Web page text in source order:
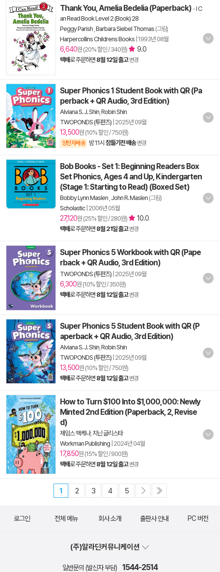
Thank You, Amelia Bedelia (Paperback) -I C
an Read Book Level 2 (Book) 28
Peggy Parish Barbara Siebel Thomas (그림)
Harpercollins Childrens Books 1993년 08월
6,640원 (20% 할인 / 340원) 9.0
택배로 주문하면 8월 12일 출고 변경
Super Phonics 1 Student Book with QR (Pa
perback + QR Audio, 3rd Edition)
Alviana S. J. Shin Robin Shin
TWOPONDS (투판즈) 2025년 09월
13,500원 (10% 할인 / 750원)
양탄자배송 밤 11시 잠들기전 배송 변경
Bob Books - Set 1: Beginning Readers Box
Set Phonics, Ages 4 and Up, Kindergarten
(Stage 1: Starting to Read) (Boxed Set)
Bobby Lynn Maslen John R. Maslen (그림)
Scholastic| 2006년 05월
27,120원 (25% 할인 / 280원) 10.0
택배로 주문하면 8월 21일 출고 변경
Super Phonics 5 Workbook with QR (Pape
rback + QR Audio, 3rd Edition)
TWOPONDS (투판즈) 2025년 09월
6,300원 (10% 할인 / 350원)
택배로 주문하면 8월 12일 출고 변경
Super Phonics 5 Student Book with QR (P
aperback + QR Audio, 3rd Edition)
Alviana S. J. Shin Robin Shin
TWOPONDS (투판즈) 2025년 09월
13,500원 (10% 할인 / 750원)
택배로 주문하면 8월 12일 출고 변경
How to Turn $100 Into $1,000,000: Newly
Minted 2nd Edition (Paperback, 2, Revise
d)
제임스 맥케나, 지닌 글리스타
Workman Publishing 2024년 04월
17,850원 (15% 할인 / 900원)
택배로 주문하면 8월 12일 출고 변경
1 2 3 4 5
로그인 전체 메뉴 회사 소개 출판사 안내 PC 버전
(주)알라딘커뮤니케이션
일반문의 (발신자 부담) 1544-2514